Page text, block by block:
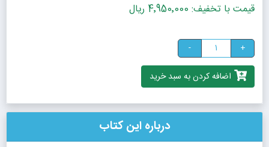
قیمت با تخفیف: 4٬950٬000 ریال
+
-
اضافه کردن به سبد خرید
درباره این کتاب